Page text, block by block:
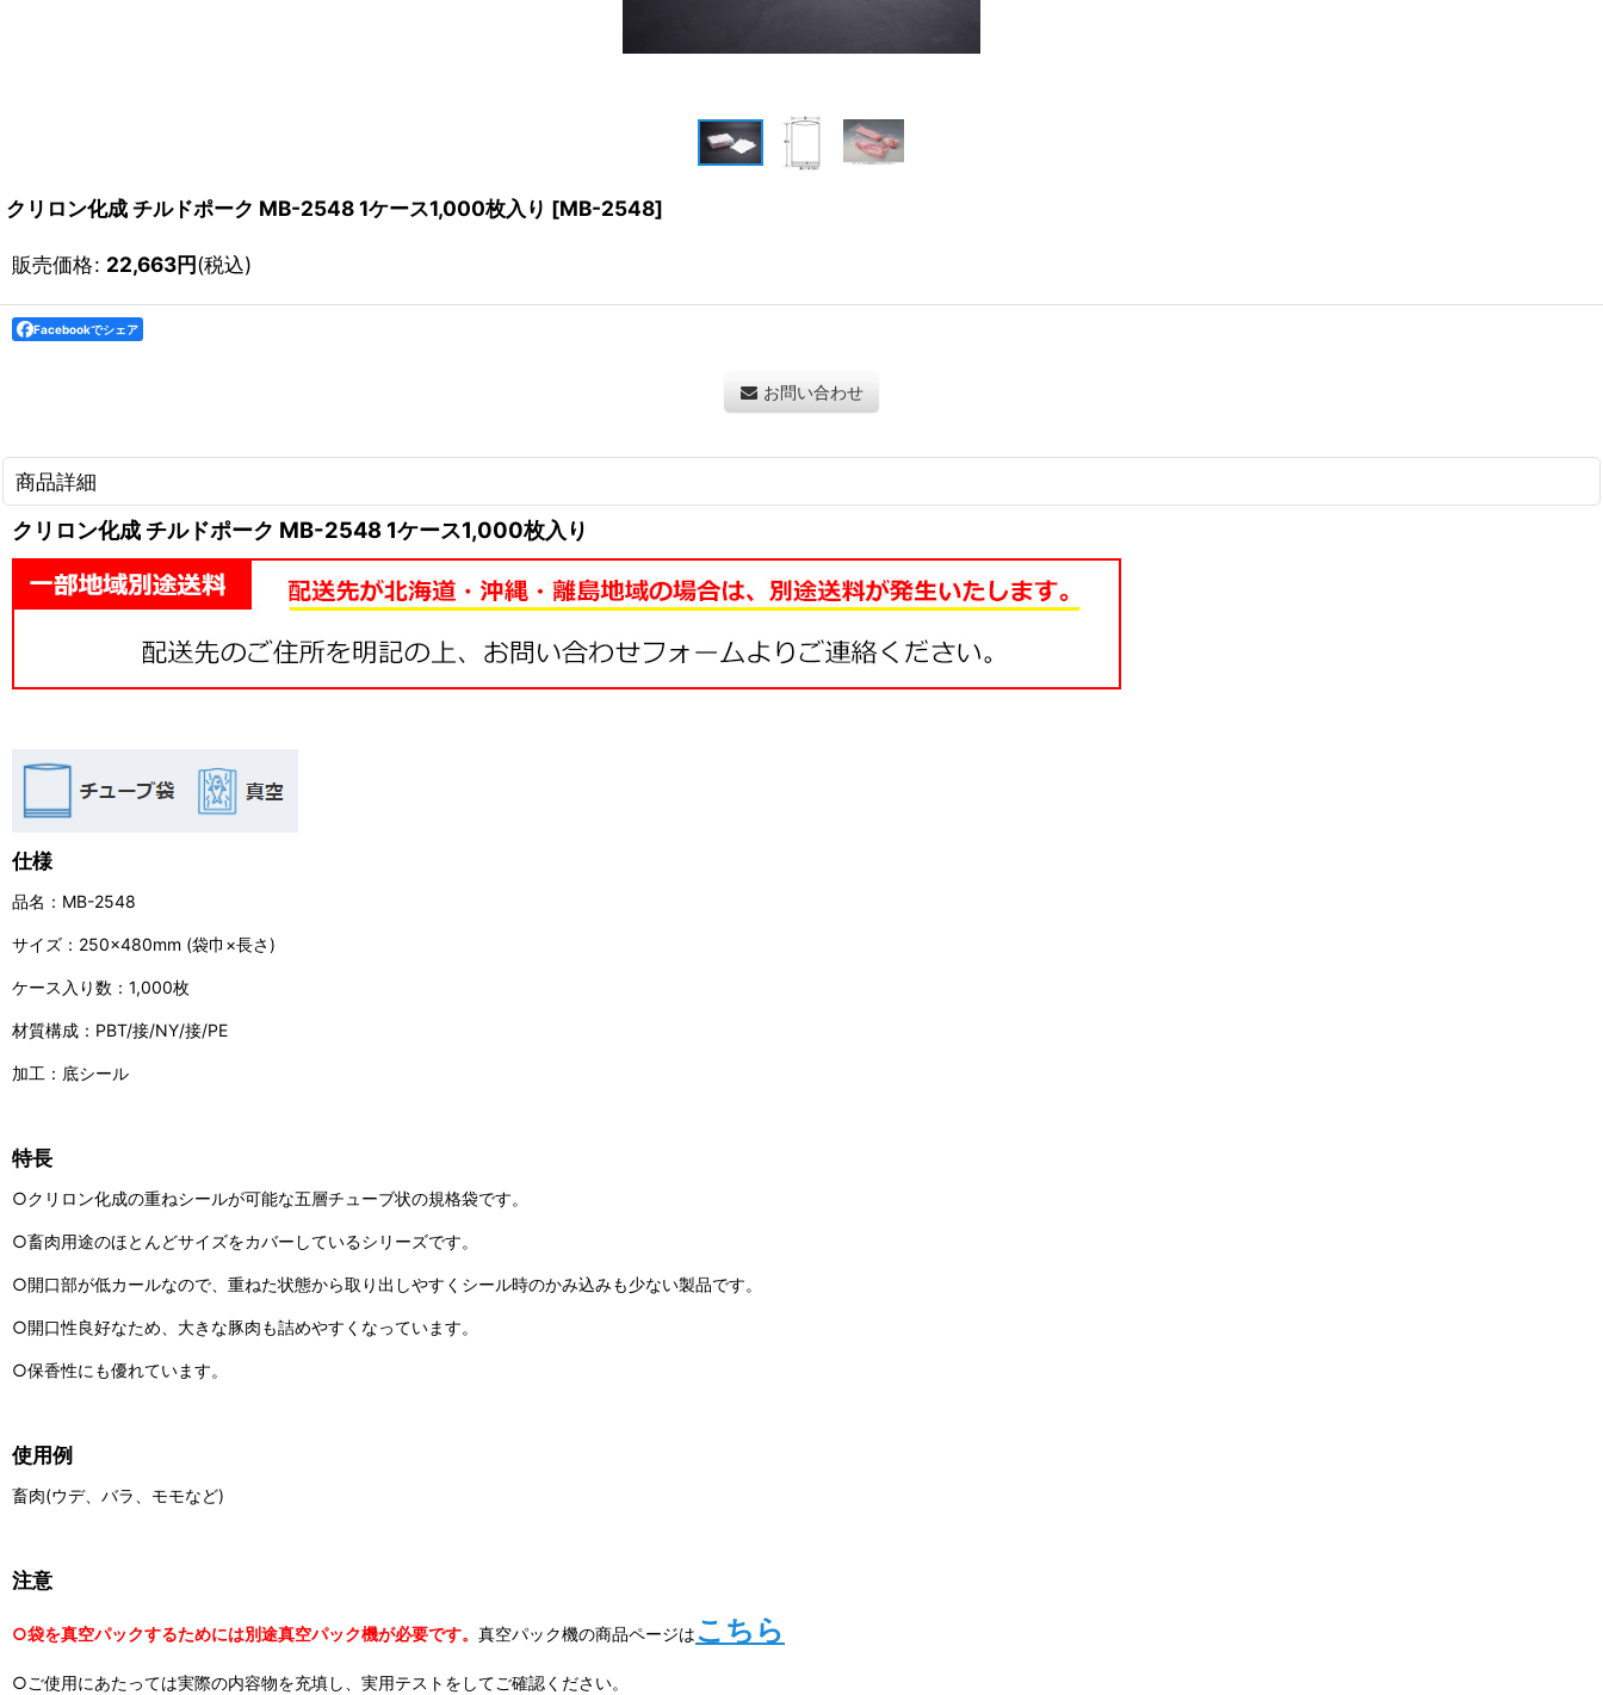
クリロン化成 チルドポーク MB-2548 1ケース1,000枚入り [MB-2548]
販売価格: 22,663円(税込)
Facebookでシェア
お問い合わせ
商品詳細
クリロン化成 チルドポーク MB-2548 1ケース1,000枚入り
仕様
品名：MB-2548
サイズ：250×480mm (袋巾×長さ)
ケース入り数：1,000枚
材質構成：PBT/接/NY/接/PE
加工：底シール
特長
○クリロン化成の重ねシールが可能な五層チューブ状の規格袋です。
○畜肉用途のほとんどサイズをカバーしているシリーズです。
○開口部が低カールなので、重ねた状態から取り出しやすくシール時のかみ込みも少ない製品です。
○開口性良好なため、大きな豚肉も詰めやすくなっています。
○保香性にも優れています。
使用例
畜肉(ウデ、バラ、モモなど)
注意
○袋を真空パックするためには別途真空パック機が必要です。 真空パック機の商品ページはこちら
○ご使用にあたっては実際の内容物を充填し、実用テストをしてご確認ください。